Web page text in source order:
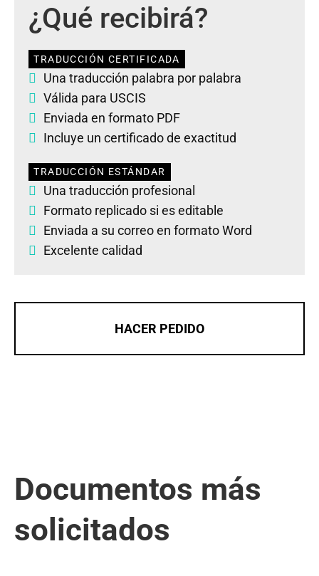
¿Qué recibirá?
TRADUCCIÓN CERTIFICADA
Una traducción palabra por palabra
Válida para USCIS
Enviada en formato PDF
Incluye un certificado de exactitud
TRADUCCIÓN ESTÁNDAR
Una traducción profesional
Formato replicado si es editable
Enviada a su correo en formato Word
Excelente calidad
HACER PEDIDO
Documentos más
solicitados